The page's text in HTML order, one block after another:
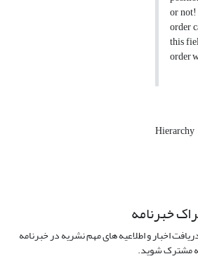
or
order
this
order
Hierarchy
خبرنامه
اخبار و اطلاعیه های مهم نشریه در خبرنامه
مشترک شوید.